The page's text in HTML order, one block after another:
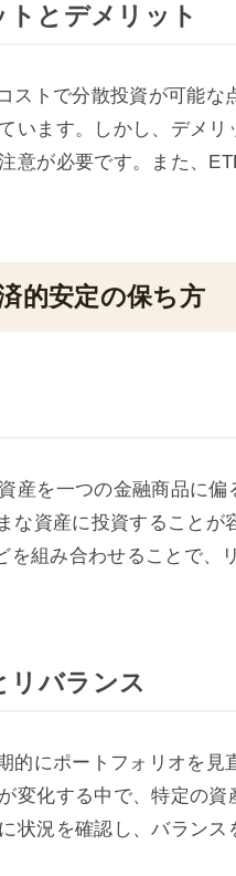
トとデメリット
ストで分散投資が可能な
います。しかし、デメ
意が必要です。また、
的安定の保ち方
産を一つの金融商品に
な資産に投資すること
を組み合わせることで、
リバランス
的にポートフォリオを見
変化する中で、特定の
状況を確認し、バラン